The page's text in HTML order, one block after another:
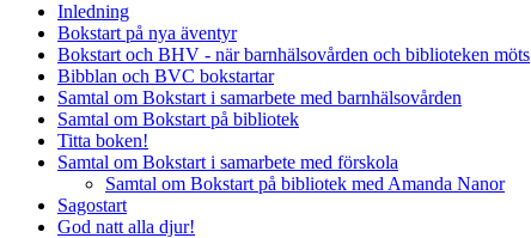
Inledning
Bokstart på nya äventyr
Bokstart och BHV - när barnhälsovården och biblioteken möts
Bibblan och BVC bokstartar
Samtal om Bokstart i samarbete med barnhälsovården
Samtal om Bokstart på bibliotek
Titta boken!
Samtal om Bokstart i samarbete med förskola
Samtal om Bokstart på bibliotek med Amanda Nanor
Sagostart
God natt alla djur!